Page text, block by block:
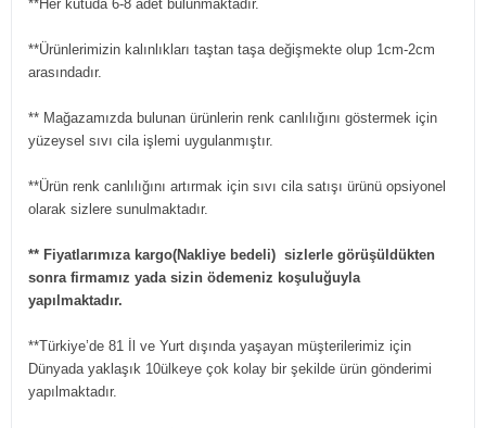
**Her kutuda 6-8 adet bulunmaktadır.
**Ürünlerimizin kalınlıkları taştan taşa değişmekte olup 1cm-2cm
arasındadır.
** Mağazamızda bulunan ürünlerin renk canlılığını göstermek için
yüzeysel sıvı cila işlemi uygulanmıştır.
**Ürün renk canlılığını artırmak için sıvı cila satışı ürünü opsiyonel
olarak sizlere sunulmaktadır.
** Fiyatlarımıza kargo(Nakliye bedeli) sizlerle görüşüldükten
sonra firmamız yada sizin ödemeniz koşuluğuyla
yapılmaktadır.
**Türkiye’de 81 İl ve Yurt dışında yaşayan müşterilerimiz için
Dünyada yaklaşık 10ülkeye çok kolay bir şekilde ürün gönderimi
yapılmaktadır.